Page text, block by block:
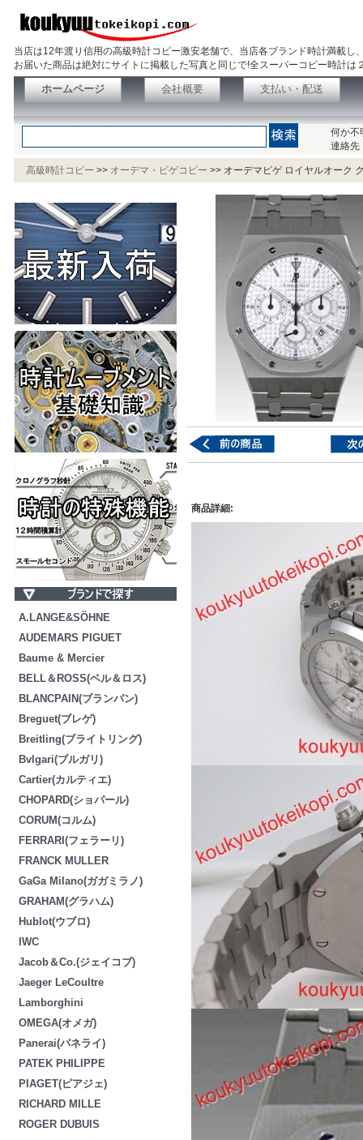
当店は12年渡り信用の高級時計コピー激安老舗で、当店各ブランド時計満載
お届いた商品は絶対にサイトに掲載した写真と同じで!全スーパーコピー時計
ホームページ 会社概要 支払い・配送
何か不
連絡
高級時計コピー >> オーデマ・ピゲコピー >> オーデマピゲ ロイヤルオーク
A.LANGE&SÖHNE
AUDEMARS PIGUET
Baume & Mercier
BELL＆ROSS(ベル＆ロス)
BLANCPAIN(ブランパン)
Breguet(ブレゲ)
Breitling(ブライトリング)
Bvlgari(ブルガリ)
Cartier(カルティエ)
CHOPARD(ショパール)
CORUM(コルム)
FERRARI(フェラーリ)
FRANCK MULLER
GaGa Milano(ガガミラノ)
GRAHAM(グラハム)
Hublot(ウブロ)
IWC
Jacob＆Co.(ジェイコブ)
Jaeger LeCoultre
Lamborghini
OMEGA(オメガ)
Panerai(パネライ)
PATEK PHILIPPE
PIAGET(ピアジェ)
RICHARD MILLE
ROGER DUBUIS
商品詳細: